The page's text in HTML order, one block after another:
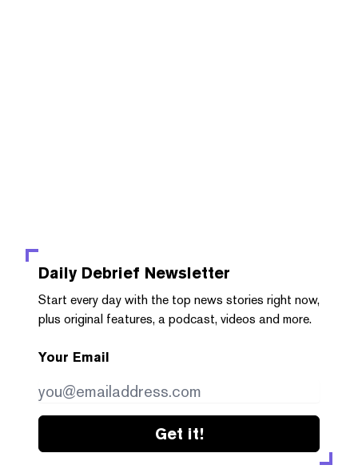
Daily Debrief Newsletter
Start every day with the top news stories right now,
plus original features, a podcast, videos and more.
Your Email
Get it!